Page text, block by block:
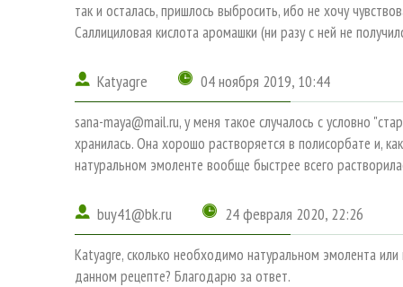
так и осталась, пришлось выбросить, ибо не хочу
Саллициловая кислота аромашки (ни разу с ней не
Katyagre 04 ноября 2019, 10:44
sana-maya@mail.ru, у меня такое случалось с условно
хранилась. Она хорошо растворяется в полисорбате и,
натуральном эмоленте вообще быстрее всего
buy41@bk.ru 24 февраля 2020, 22:26
Katyagre, сколько необходимо натуральном эмолента
данном рецепте? Благодарю за ответ.